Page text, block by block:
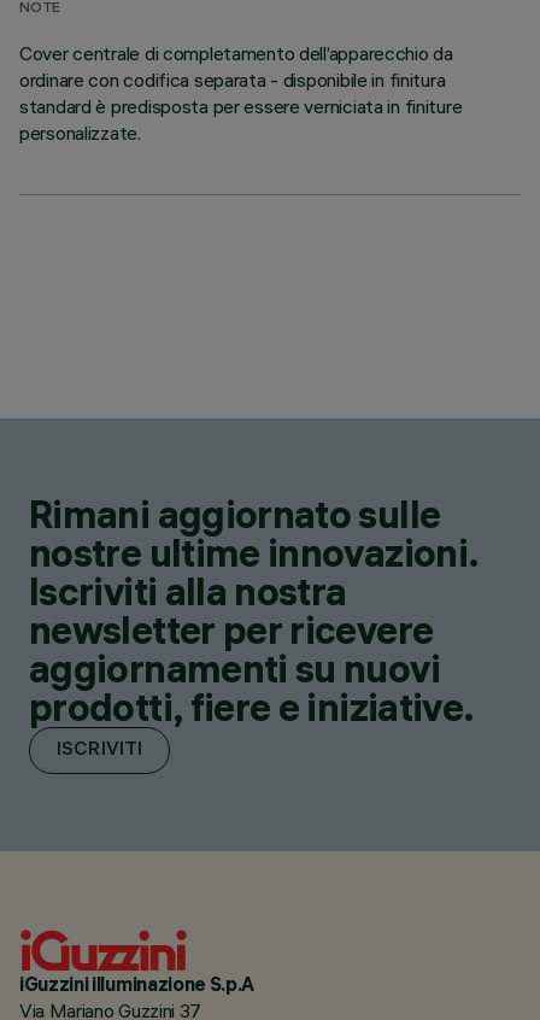
NOTE
Cover centrale di completamento dell’apparecchio da
ordinare con codifica separata - disponibile in finitura
standard è predisposta per essere verniciata in finiture
personalizzate.
Rimani aggiornato sulle
nostre ultime innovazioni.
Iscriviti alla nostra
newsletter per ricevere
aggiornamenti su nuovi
prodotti, fiere e iniziative.
ISCRIVITI
iGuzzini illuminazione S.p.A
Via Mariano Guzzini 37